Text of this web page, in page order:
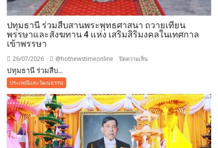
ปทุมธานี ร่วมสืบสานพระพุทธศาสนา ถวายเทียน
พรรษาและสังฆทาน 4 แห่ง เสริมสิริมงคลในเทศกาล
เข้าพรรษา
26/07/2026 @hotnewstimeonline ปิดความเห็น
ศาสนา
ถวาย
เทียน
พรรษา
และ
ปทุมธานี ร่วมสืบ...
ประเพณีและวัฒนธรรม